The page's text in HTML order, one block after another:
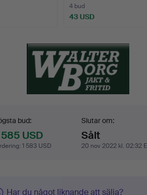
4 bud
43 USD
bud:
USD
: 1 583 USD
Slutar om:
Sålt
20 nov 2022 kl. 02:32
Har du något liknande att sälja?